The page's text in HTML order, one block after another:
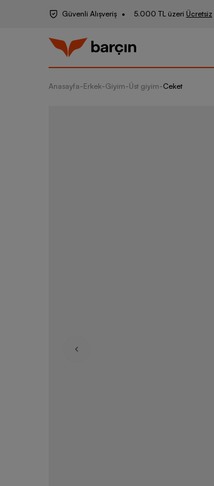
Güvenli Alışveriş 5.000 TL üzeri Ücretsiz
Anasayfa-Erkek-Giyim-Üst giyim-Ceket